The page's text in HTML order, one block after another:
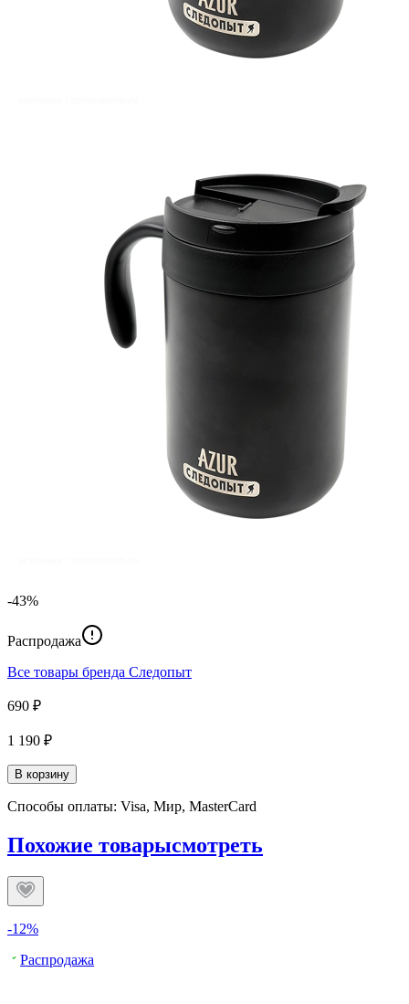
-43%
Распродажа
Все товары бренда Следопыт
690 ₽
1 190 ₽
В корзину
Способы оплаты: Visa, Мир, MasterCard
Похожие товарысмотреть
-12%
Распродажа